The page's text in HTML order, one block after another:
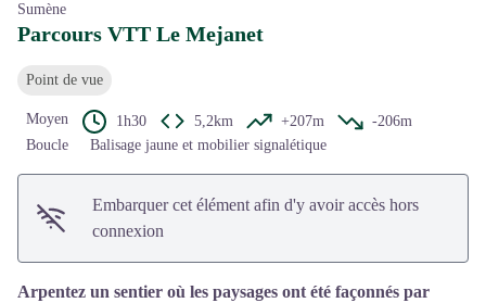
Sumène
Parcours VTT Le Mejanet
Point de vue
Moyen 1h30 5,2km +207m
-206m
Boucle
Balisage jaune et mobilier signalétique
Embarquer cet élément afin d'y avoir accès hors
connexion
Arpentez un sentier où les paysages ont été façonnés par